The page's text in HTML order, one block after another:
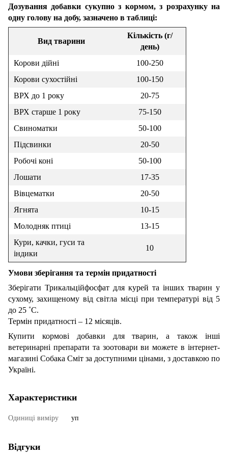
Дозування добавки сукупно з кормом, з розрахунку на
одну голову на добу, зазначено в таблиці:
Вид тварини
Кількість (г/
день)
Корови дійні
100-250
Корови сухостійні
100-150
ВРХ до 1 року
20-75
ВРХ старше 1 року
75-150
Свиноматки
50-100
Підсвинки
20-50
Робочі коні
50-100
Лошати
17-35
Вівцематки
20-50
Ягнята
10-15
Молодняк птиці
13-15
Кури, качки, гуси та
індики
10
Умови зберігання та термін придатності
Зберігати Трикальційфосфат для курей та інших тварин у
сухому, захищеному від світла місці при температурі від 5
до 25 ˚С.
Термін придатності – 12 місяців.
Купити кормові добавки для тварин, а також інші
ветеринарні препарати та зоотовари ви можете в інтернет-
магазині Собака Сміт за доступними цінами, з доставкою по
Україні.
Характеристики
Одиниці виміру уп
Відгуки